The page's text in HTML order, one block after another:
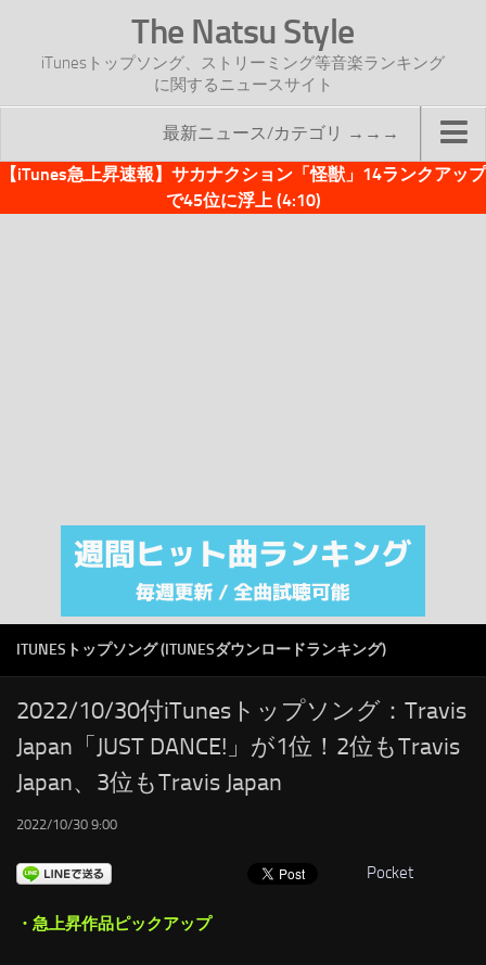
The Natsu Style
iTunesトップソング、ストリーミング等音楽ランキング
に関するニュースサイト
最新ニュース/カテゴリ →→→
TOP
注目カテゴリ
オリジナルiTunes週間トップソング
RSS
LINKS
【iTunes急上昇速報】サカナクション「怪獣」14ランクアップ
で45位に浮上 (4:10)
ITUNESトップソング (ITUNESダウンロードランキング)
2022/10/30付iTunesトップソング：Travis
Japan「JUST DANCE!」が1位！2位もTravis
Japan、3位もTravis Japan
2022/10/30 9:00
Pocket
・急上昇作品ピックアップ